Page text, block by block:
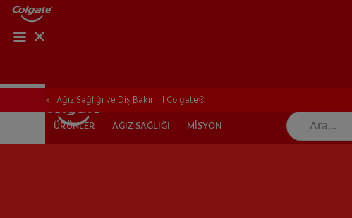
ÜRÜNLER AĞIZ SAĞLIĞI
ÜRÜNLER AĞIZ SAĞLIĞI MİSYON
Ağız Sağlığı ve Diş Bakımı | Colgate®